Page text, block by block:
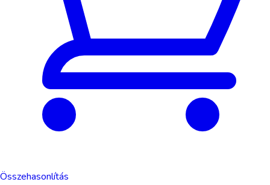
Összehasonlítás